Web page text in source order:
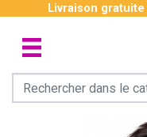
Livraison gratuite